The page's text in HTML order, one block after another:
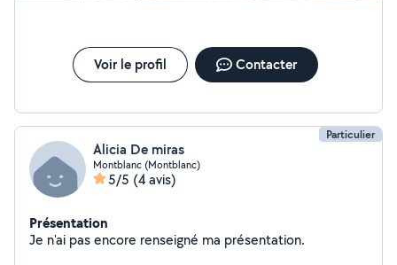
Voir le profil Contacter
Particulier
Alicia De miras
Montblanc (Montblanc)
5/5 (4 avis)
Présentation
Je n'ai pas encore renseigné ma présentation.